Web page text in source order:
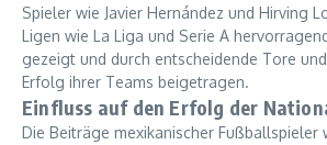
Spieler wie Javier Hernández und Hirving
Ligen wie La Liga und Serie A
gezeigt und durch entscheidende Tore
Erfolg ihrer Teams beigetragen.
Einfluss auf den Erfolg der
Die Beiträge mexikanischer Fußballspieler